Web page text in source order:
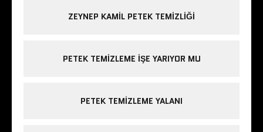
ZEYNEP KAMIL PETEK TEMIZLIĞI
PETEK TEMIZLEME IŞE YARIYOR MU
PETEK TEMIZLEME YALANI